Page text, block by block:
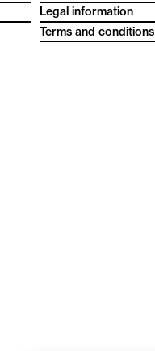
Legal information
Terms and conditions